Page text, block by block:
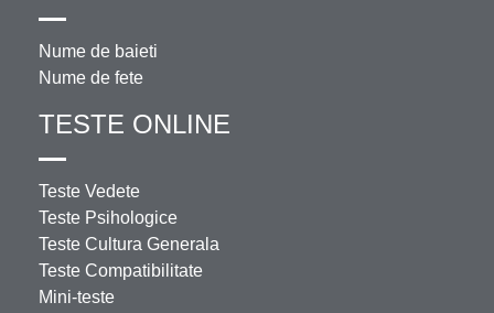
Nume de baieti
Nume de fete
TESTE ONLINE
Teste Vedete
Teste Psihologice
Teste Cultura Generala
Teste Compatibilitate
Mini-teste